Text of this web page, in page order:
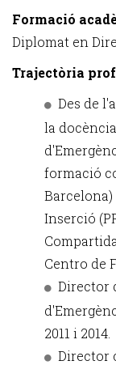
Formació
Diplomat en
Trajectòria
Des de
la
formació
Barcelona)
Inserció
Centro de
Director
2011 i 2014.
Director